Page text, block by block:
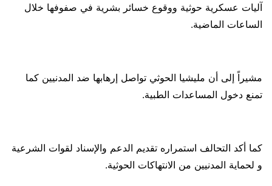
آليات عسكرية حوثية ووقوع خسائر بشرية في صفوفها خلال
الساعات الماضية.
مشيراً إلى أن مليشيا الحوثي تواصل إرهابها ضد المدنيين كما
تمنع دخول المساعدات الطبية.
كما أكد التحالف استمراره تقديم الدعم والإسناد لقوات الشرعية
و لحماية المدنيين من الانتهاكات الحوثية.